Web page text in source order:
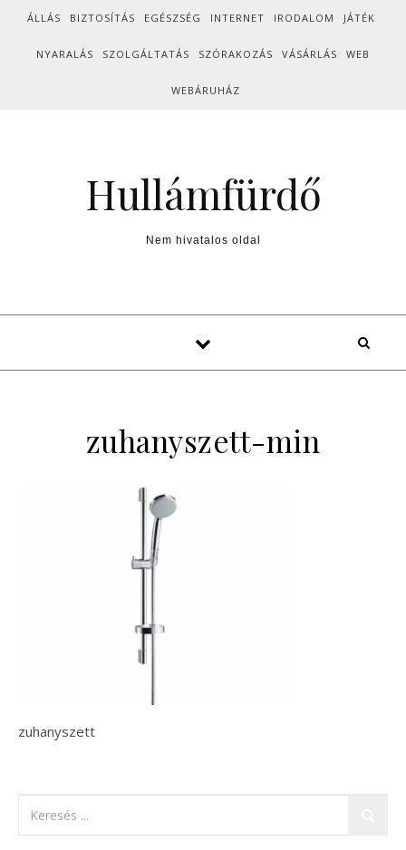
Skip to content
ÁLLÁS BIZTOSÍTÁS EGÉSZSÉG INTERNET IRODALOM JÁTÉK
NYARALÁS SZOLGÁLTATÁS SZÓRAKOZÁS VÁSÁRLÁS WEB
WEBÁRUHÁZ
Hullámfürdő
Nem hivatalos oldal
zuhanyszett-min
zuhanyszett